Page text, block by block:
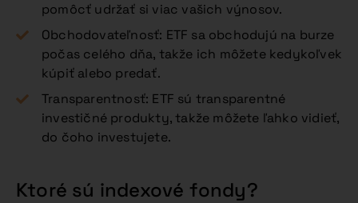
pomôcť udržať si viac vašich výnosov.
Obchodovateľnosť: ETF sa obchodujú na burze
počas celého dňa, takže ich môžete kedykoľvek
kúpiť alebo predať.
Transparentnosť: ETF sú transparentné
investičné produkty, takže môžete ľahko vidieť,
do čoho investujete.
Ktoré sú indexové fondy?